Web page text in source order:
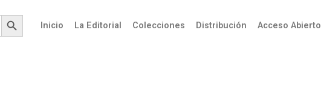
Botón de búsqueda
Inicio La Editorial Colecciones Distribución Acceso Abierto